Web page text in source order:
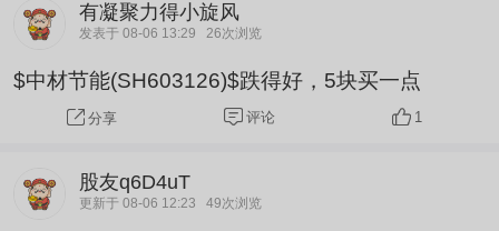
有凝聚力得小旋风
发表于 08-06 13:29 26次浏览
$中材节能(SH603126)$跌得好，5块买一点
分享 评论 1
股友q6D4uT
更新于 08-06 12:23 49次浏览